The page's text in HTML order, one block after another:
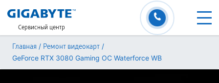
Сервисный центр
Главная / Ремонт видеокарт /
GeForce RTX 3080 Gaming OC Waterforce WB